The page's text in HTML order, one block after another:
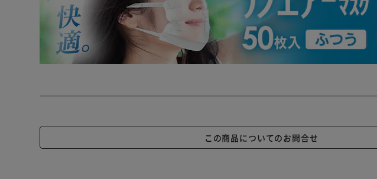
この商品についてのお問合せ